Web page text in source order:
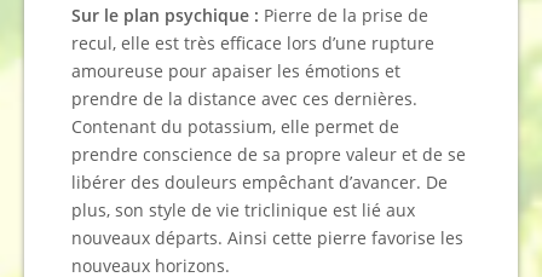
Sur le plan psychique : Pierre de la prise de
recul, elle est très efficace lors d’une rupture
amoureuse pour apaiser les émotions et
prendre de la distance avec ces dernières.
Contenant du potassium, elle permet de
prendre conscience de sa propre valeur et de se
libérer des douleurs empêchant d’avancer. De
plus, son style de vie triclinique est lié aux
nouveaux départs. Ainsi cette pierre favorise les
nouveaux horizons.